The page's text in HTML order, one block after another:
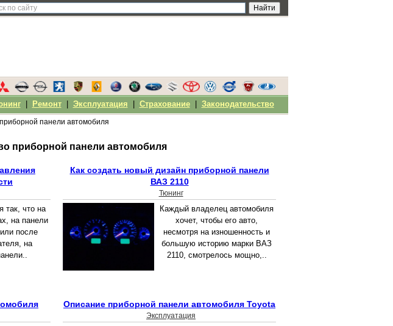
панели автомобиля
приборной панели автомобиля
так, что на
на панели
после
на
Как создать новый дизайн приборной панели
ВАЗ 2110
Тюнинг
Каждый владелец автомобиля
хочет, чтобы его авто,
несмотря на изношенность и
большую историю марки ВАЗ
2110, смотрелось мощно,..
Описание приборной панели автомобиля Toyota
Эксплуатация
| Ремонт| Эксплуатация Страхование| Законодательство